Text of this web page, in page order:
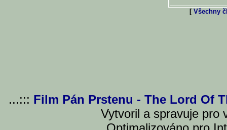
[ Všechny
...::: Film Pán Prstenu - The Lord Of
Vytvoril a spravuje pro